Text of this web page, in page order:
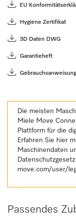
EU
Hygiene Zertifikat
3D Daten DWG
Garantieheft
Gebrauchsanweisung
Die meisten
Miele Move
Plattform für die
Erfahren Sie hier
Maschinendaten
Datenschutzgesetz:
move.com/user/
Passendes